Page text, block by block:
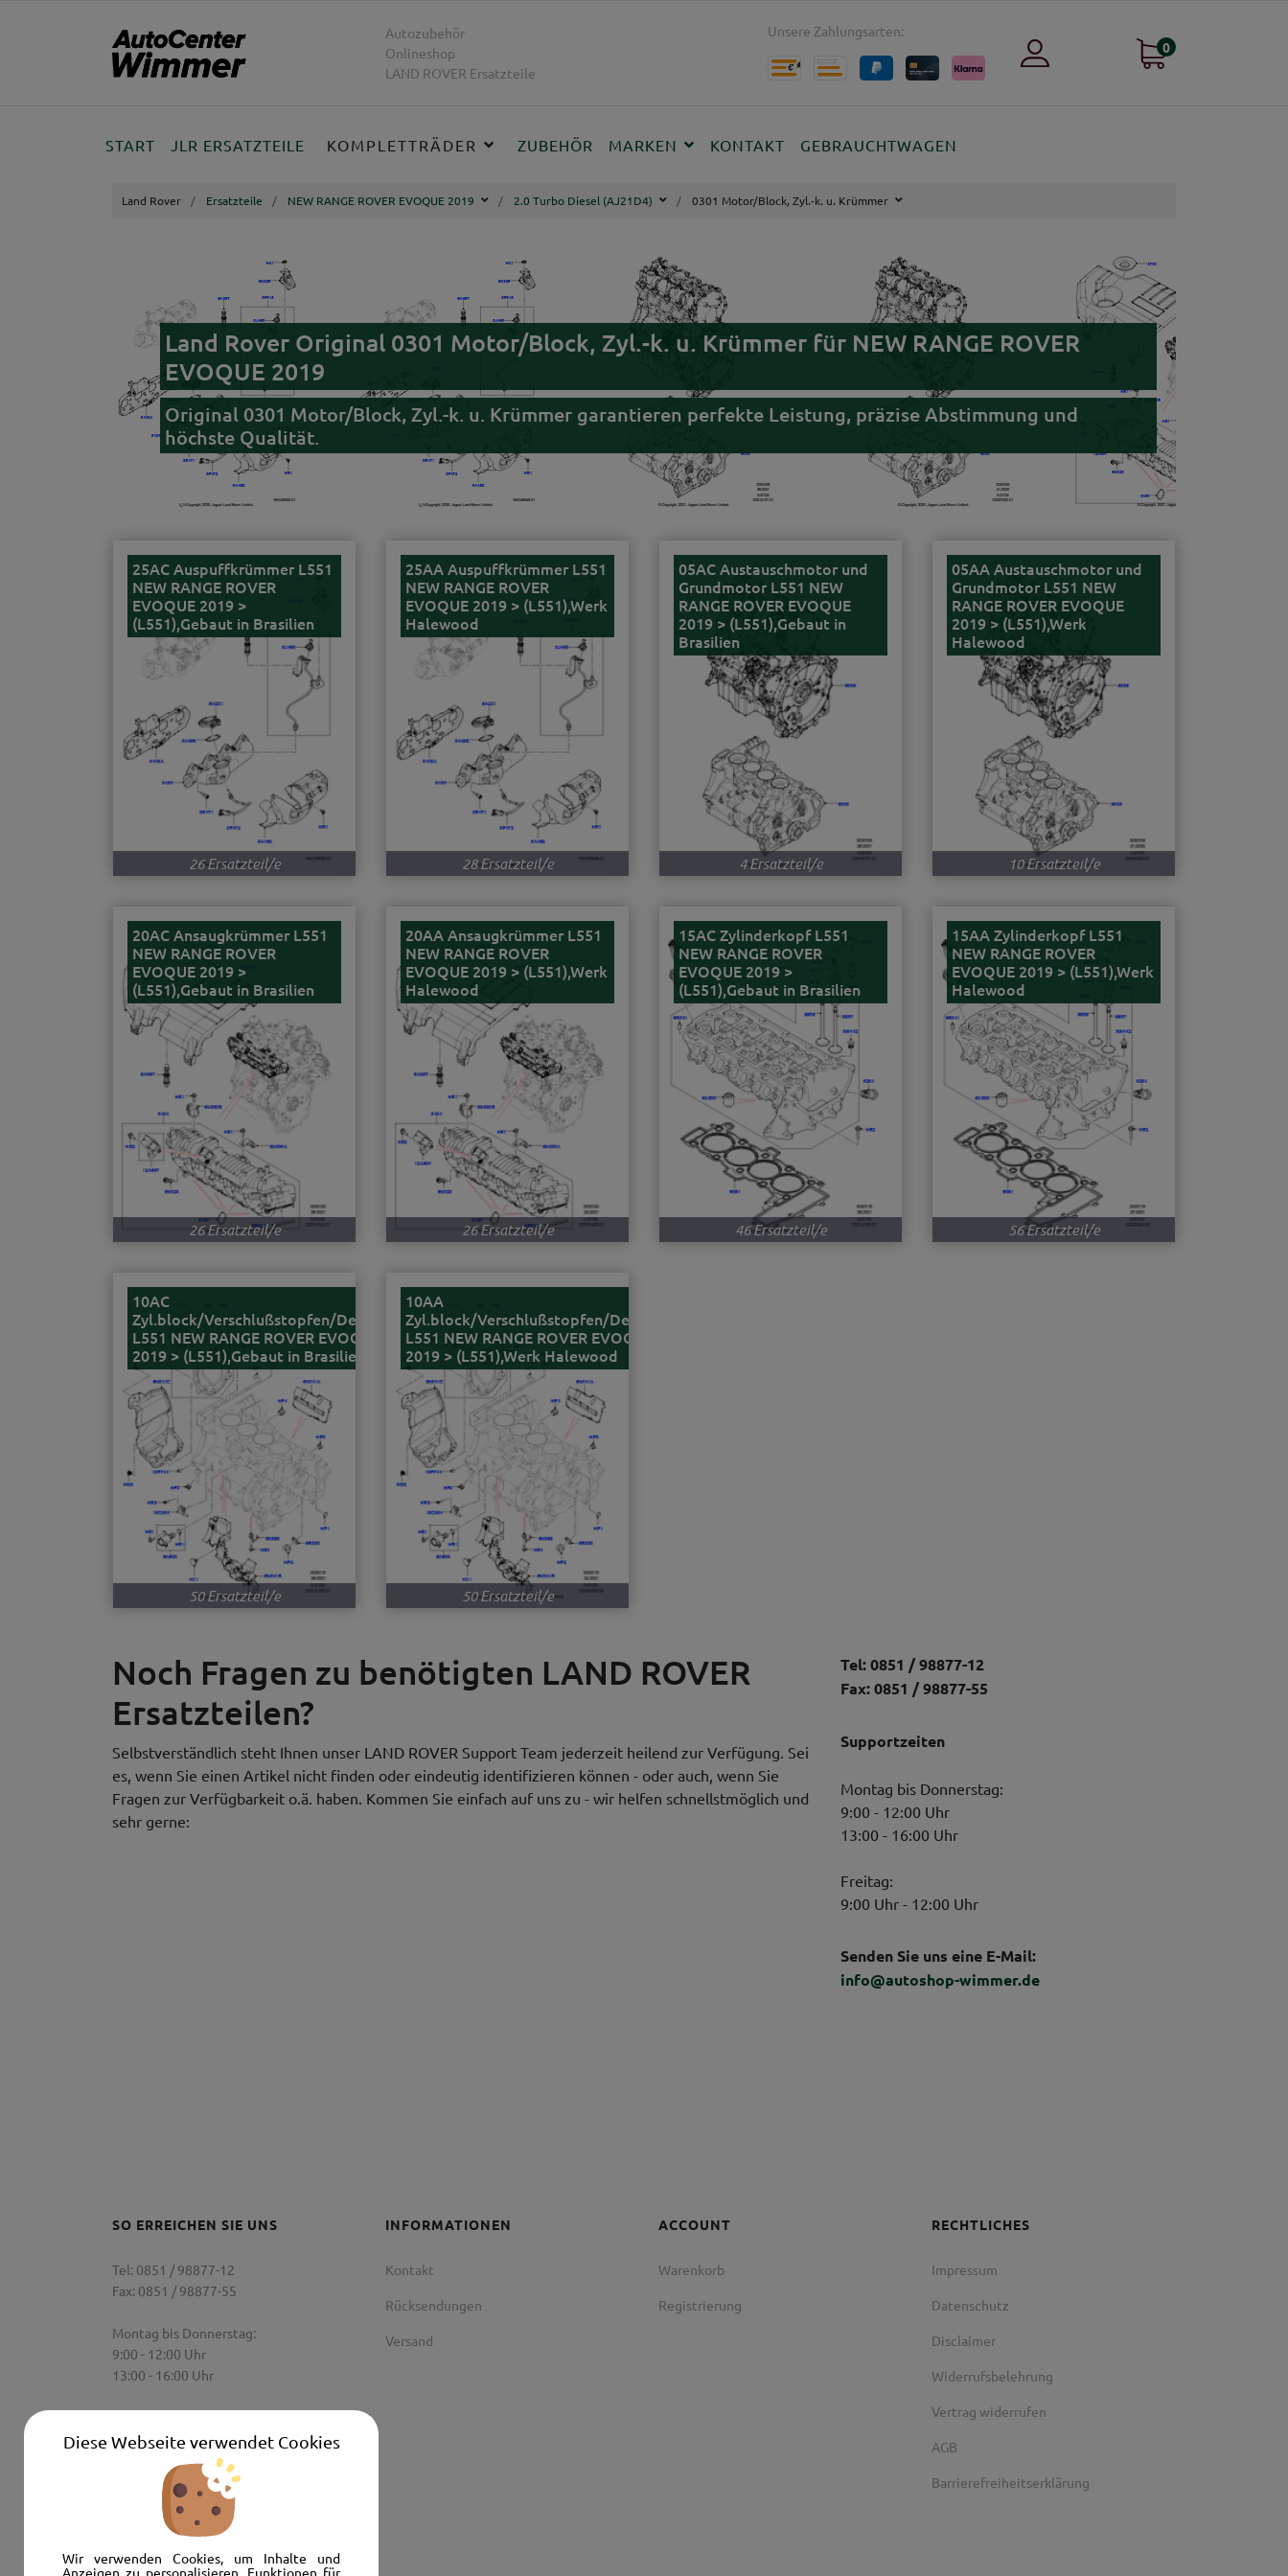
Diese Webseite verwendet Cookies
Wir verwenden Cookies, um Inhalte und
Anzeigen zu personalisieren, Funktionen für
Autozubehör
Onlineshop
LAND ROVER Ersatzteile
Unsere Zahlungsarten:
0
START JLR ERSATZTEILE KOMPLETTRÄDER ZUBEHÖR MARKEN KONTAKT GEBRAUCHTWAGEN
Land Rover Ersatzteile NEW RANGE ROVER EVOQUE 2019 2.0 Turbo Diesel (AJ21D4) 0301 Motor/Block, Zyl.-k. u. Krümmer
Land Rover Original 0301 Motor/Block, Zyl.-k. u. Krümmer für NEW RANGE ROVER
EVOQUE 2019
Original 0301 Motor/Block, Zyl.-k. u. Krümmer garantieren perfekte Leistung, präzise Abstimmung und
höchste Qualität.
25AC Auspuffkrümmer L551
NEW RANGE ROVER
EVOQUE 2019 >
(L551),Gebaut in Brasilien
26 Ersatzteil/e
25AA Auspuffkrümmer L551
NEW RANGE ROVER
EVOQUE 2019 > (L551),Werk
Halewood
28 Ersatzteil/e
05AC Austauschmotor und
Grundmotor L551 NEW
RANGE ROVER EVOQUE
2019 > (L551),Gebaut in
Brasilien
4 Ersatzteil/e
05AA Austauschmotor und
Grundmotor L551 NEW
RANGE ROVER EVOQUE
2019 > (L551),Werk
Halewood
10 Ersatzteil/e
20AC Ansaugkrümmer L551
NEW RANGE ROVER
EVOQUE 2019 >
(L551),Gebaut in Brasilien
26 Ersatzteil/e
20AA Ansaugkrümmer L551
NEW RANGE ROVER
EVOQUE 2019 > (L551),Werk
Halewood
26 Ersatzteil/e
15AC Zylinderkopf L551
NEW RANGE ROVER
EVOQUE 2019 >
(L551),Gebaut in Brasilien
46 Ersatzteil/e
15AA Zylinderkopf L551
NEW RANGE ROVER
EVOQUE 2019 > (L551),Werk
Halewood
56 Ersatzteil/e
10AC
Zyl.block/Verschlußstopfen/Deckel
L551 NEW RANGE ROVER EVOQUE
2019 > (L551),Gebaut in Brasilien
50 Ersatzteil/e
10AA
Zyl.block/Verschlußstopfen/Deckel
L551 NEW RANGE ROVER EVOQUE
2019 > (L551),Werk Halewood
50 Ersatzteil/e
Noch Fragen zu benötigten LAND ROVER
Ersatzteilen?
Selbstverständlich steht Ihnen unser LAND ROVER Support Team jederzeit heilend zur Verfügung. Sei
es, wenn Sie einen Artikel nicht finden oder eindeutig identifizieren können - oder auch, wenn Sie
Fragen zur Verfügbarkeit o.ä. haben. Kommen Sie einfach auf uns zu - wir helfen schnellstmöglich und
sehr gerne:
Tel: 0851 / 98877-12
Fax: 0851 / 98877-55
Supportzeiten
Montag bis Donnerstag:
9:00 - 12:00 Uhr
13:00 - 16:00 Uhr
Freitag:
9:00 Uhr - 12:00 Uhr
Senden Sie uns eine E-Mail:
info@autoshop-wimmer.de
SO ERREICHEN SIE UNS
Tel: 0851 / 98877-12
Fax: 0851 / 98877-55
Montag bis Donnerstag:
9:00 - 12:00 Uhr
13:00 - 16:00 Uhr
9:00 Uhr - 12:00 Uhr
Senden Sie uns eine E-Mail:
info@autoshop-wimmer.de
INFORMATIONEN
Kontakt
Rücksendungen
Versand
ACCOUNT
Warenkorb
Registrierung
RECHTLICHES
Impressum
Datenschutz
Disclaimer
Widerrufsbelehrung
Vertrag widerrufen
AGB
Barrierefreiheitserklärung